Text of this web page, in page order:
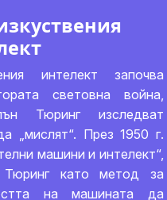
интелект започва
световна война,
Тюринг изследват
„мислят“. През 1950 г.
машини и интелект“,
като метод за
на машината да